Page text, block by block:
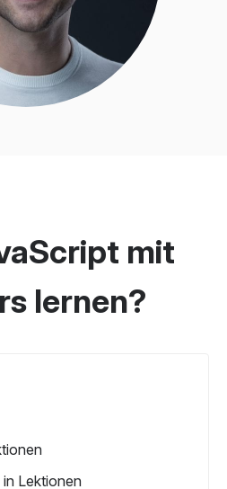
mit
lernen?
Lektionen